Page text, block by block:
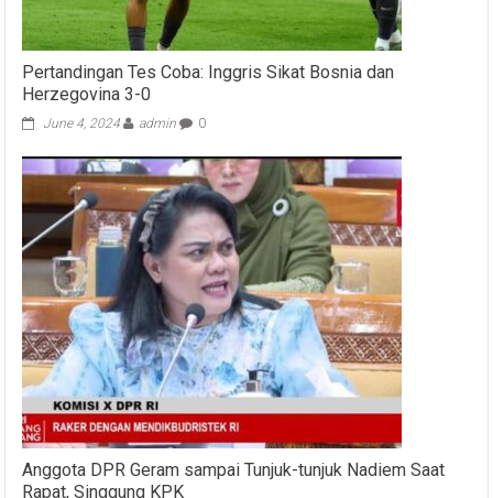
Pertandingan Tes Coba: Inggris Sikat Bosnia dan
Herzegovina 3-0
June 4, 2024 admin 0
Anggota DPR Geram sampai Tunjuk-tunjuk Nadiem Saat
Rapat, Singgung KPK